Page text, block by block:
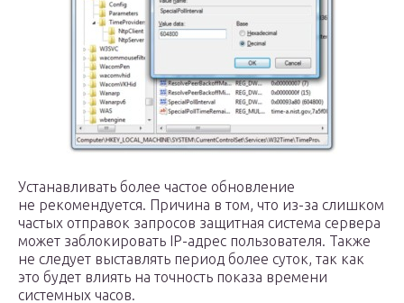
Устанавливать более частое обновление
не рекомендуется. Причина в том, что из-за слишком
частых отправок запросов защитная система сервера
может заблокировать IP-адрес пользователя. Также
не следует выставлять период более суток, так как
это будет влиять на точность показа времени
системных часов.